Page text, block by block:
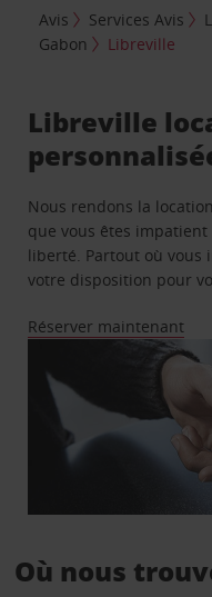
Avis Services Avis
Gabon
Libreville
Libreville
Nous rendons la
que vous êtes
liberté. Partout où vous
votre disposition pour
Réserver maintenant
Où nous